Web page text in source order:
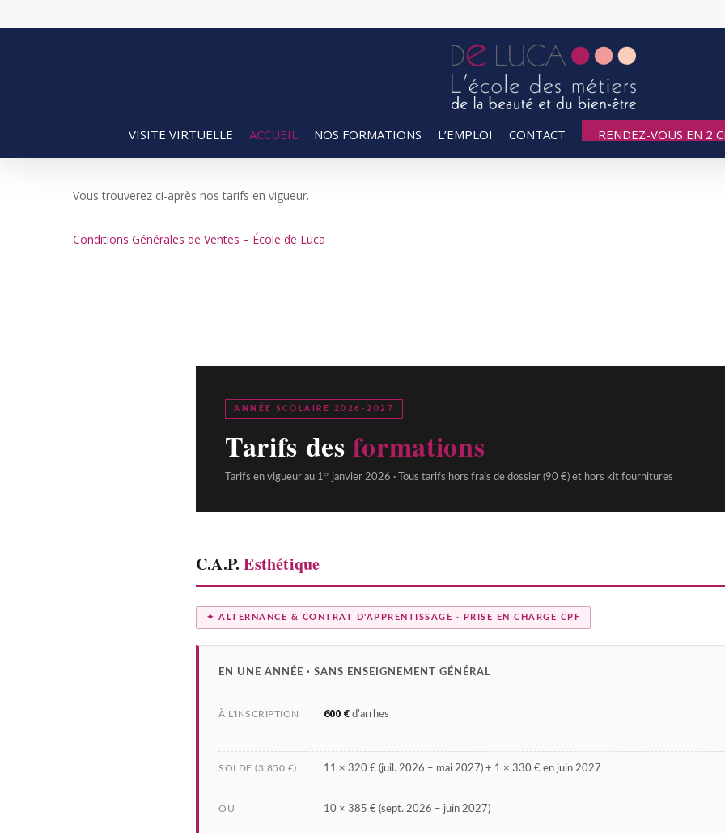
to
VISITE VIRTUELLE ACCUEIL NOS FORMATIONS L’EMPLOI CONTACT RENDEZ-VOUS EN 2
Vous trouverez ci-après nos tarifs en vigueur.
Conditions Générales de Ventes – École de Luca
ANNÉE SCOLAIRE 2026-2027
Tarifs desformations
Tarifs en vigueur au 1er janvier 2026 · Tous tarifs hors frais de dossier (90 €) et hors kit fournitures
C.A.P.Esthétique
✦ ALTERNANCE & CONTRAT D'APPRENTISSAGE · PRISE EN CHARGE CPF
EN UNE ANNÉE · SANS ENSEIGNEMENT GÉNÉRAL
À L'INSCRIPTION 600 € d'arrhes
SOLDE (3 850 €) 11 × 320 € (juil. 2026 – mai 2027) + 1 × 330 € en juin 2027
OU 10 × 385 € (sept. 2026 – juin 2027)